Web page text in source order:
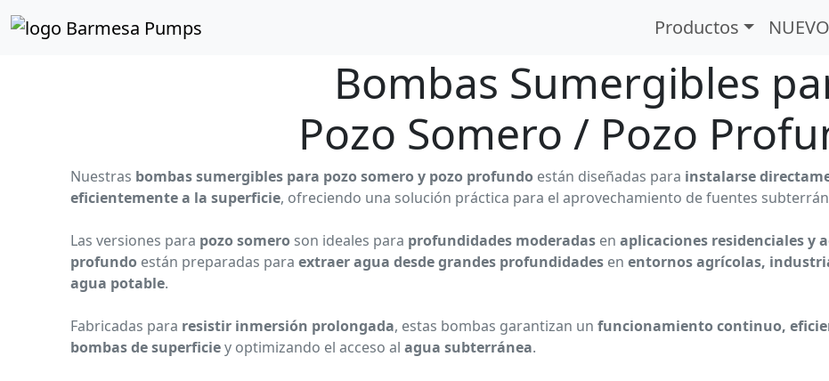
Productos
Inicio Catálogo de Productos
Bombas Sumergibles
Pozo Somero / Pozo
Nuestras bombas sumergibles para pozo somero y pozo profundo están diseñadas para instalarse
eficientemente a la superficie, ofreciendo una solución práctica para el aprovechamiento de fuentes
Las versiones para pozo somero son ideales para profundidades moderadas en aplicaciones residenciales y
profundo están preparadas para extraer agua desde grandes profundidades en entornos agrícolas,
agua potable.
Fabricadas para resistir inmersión prolongada, estas bombas garantizan un funcionamiento continuo,
bombas de superficiey optimizando el acceso al agua subterránea.